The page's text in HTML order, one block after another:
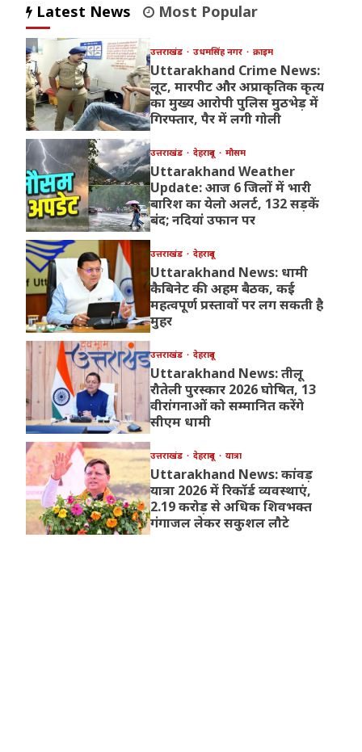
Latest News Most Popular
उत्तराखंड उधमसिंह नगर क्राइम
Uttarakhand Crime News:
लूट, मारपीट और अप्राकृतिक कृत्य
का मुख्य आरोपी पुलिस मुठभेड़ में
गिरफ्तार, पैर में लगी गोली
उत्तराखंड देहरादून मौसम
Uttarakhand Weather
Update: आज 6 जिलों में भारी
बारिश का येलो अलर्ट, 132 सड़कें
बंद; नदियां उफान पर
उत्तराखंड देहरादून
Uttarakhand News: धामी
कैबिनेट की अहम बैठक, कई
महत्वपूर्ण प्रस्तावों पर लग सकती है
मुहर
उत्तराखंड देहरादून
Uttarakhand News: तीलू
रौतेली पुरस्कार 2026 घोषित, 13
वीरांगनाओं को सम्मानित करेंगे
सीएम धामी
उत्तराखंड देहरादून यात्रा
Uttarakhand News: कांवड़
यात्रा 2026 में रिकॉर्ड व्यवस्थाएं,
2.19 करोड़ से अधिक शिवभक्त
गंगाजल लेकर सकुशल लौटे